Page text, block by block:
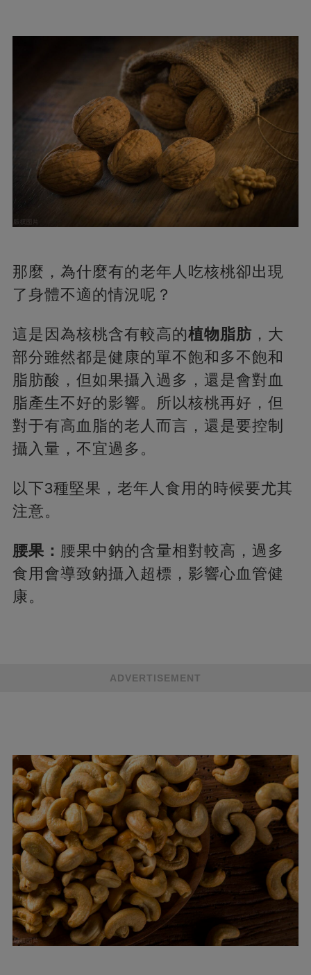
那麼，為什麼有的老年人吃核桃卻出現
了身體不適的情況呢？
這是因為核桃含有較高的植物脂肪 ，大
部分雖然都是健康的單不飽和多不飽和
脂肪酸，但如果攝入過多，還是會對血
脂產生不好的影響。所以核桃再好，但
對于有高血脂的老人而言，還是要控制
攝入量，不宜過多。
以下3種堅果，老年人食用的時候要尤其
注意。
腰果： 腰果中鈉的含量相對較高，過多
食用會導致鈉攝入超標，影響心血管健
康。
ADVERTISEMENT